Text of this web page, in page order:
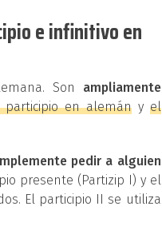
e infinitivo en
Son ampliamente
participio en alemány el
pedir a alguien
presente (Partizip I) y el
El participio II se utiliza